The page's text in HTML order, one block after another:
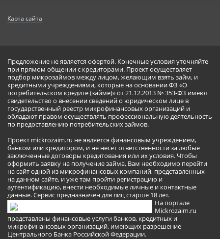
Карта сайта
Предложение не является офертой. Конечные условия уточняйте
при прямом общении с кредиторами. Проект осуществляет
подбор микрозаймов между лицом, желающим взять займ, и
кредитными учреждениями, которые на основании ФЗ «О
потребительском кредите (займе)» от 21.12.2013 № 353-ФЗ имеют
свидетельство о внесении сведений о юридическом лице в
государственный реестр микрофинансовых организаций и
обладают правом осуществлять профессиональную деятельность
по предоставлению потребительских займов.
Проект mickrozaim.ru не является финансовым учреждением,
банком или кредитором, и не несёт ответственности за любые
заключенные договоры кредитования или их условия. Чтобы
оформить заявку на получение займа, Вам необходимо перейти
на сайт одной из микрофинансовых компаний, представленных
на данном сайте, и уже там пройти регистрацию и
аутентификацию, внести необходимые личные и контактные
данные. Сервис предназначен для лиц старше 18 лет.
На портале
Mickrozaim.ru
представлены финансовые услуги банков, кредитных и
микрофинансовых организаций, имеющих разрешение
Центрального Банка Российской Федерации.